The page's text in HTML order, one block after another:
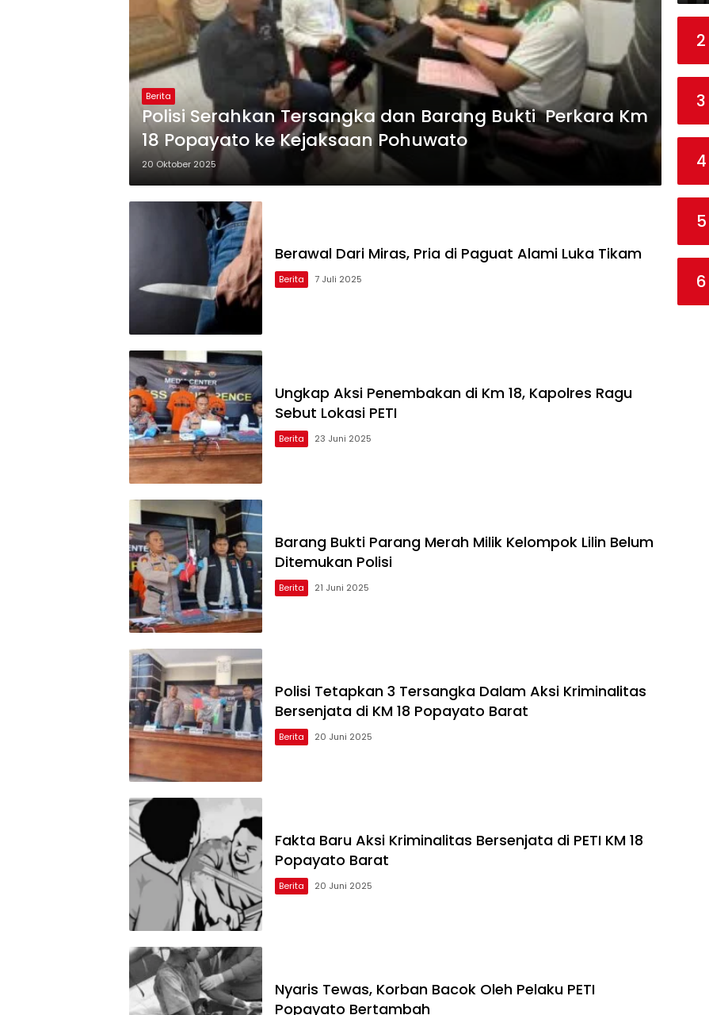
Berita
Polisi Serahkan Tersangka dan Barang Bukti Perkara Km
18 Popayato ke Kejaksaan Pohuwato
20 Oktober 2025
Berawal Dari Miras, Pria di Paguat Alami Luka Tikam
Berita 7 Juli 2025
Ungkap Aksi Penembakan di Km 18, Kapolres Ragu
Sebut Lokasi PETI
Berita 23 Juni 2025
Barang Bukti Parang Merah Milik Kelompok Lilin Belum
Ditemukan Polisi
Berita 21 Juni 2025
Polisi Tetapkan 3 Tersangka Dalam Aksi Kriminalitas
Bersenjata di KM 18 Popayato Barat
Berita 20 Juni 2025
Fakta Baru Aksi Kriminalitas Bersenjata di PETI KM 18
Popayato Barat
Berita 20 Juni 2025
Nyaris Tewas, Korban Bacok Oleh Pelaku PETI
Popayato Bertambah
2
3
4
5
6